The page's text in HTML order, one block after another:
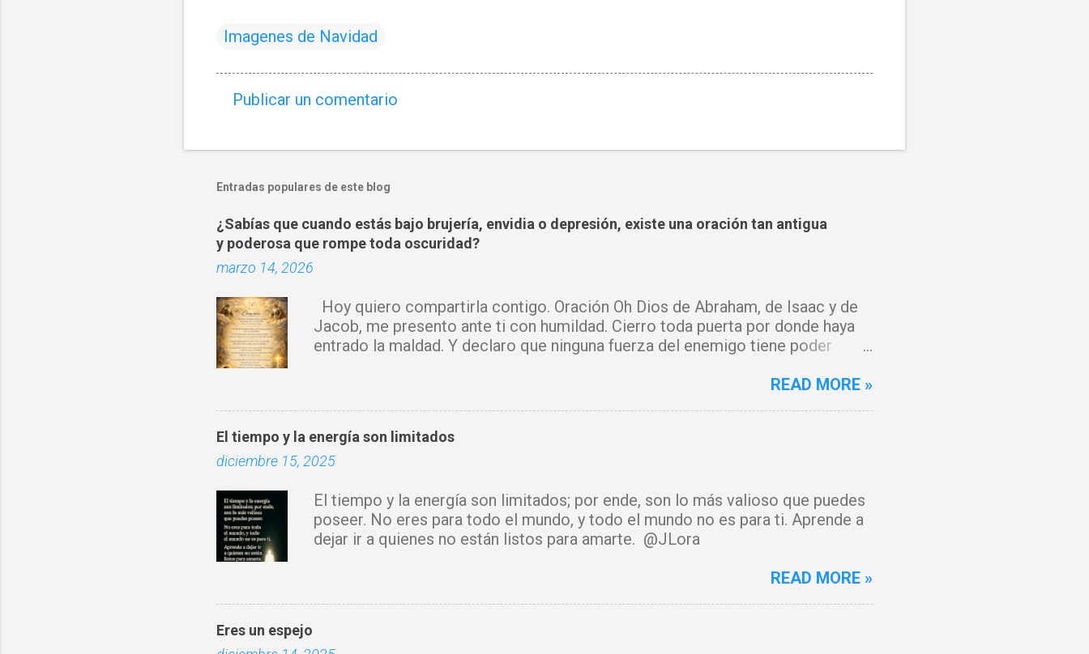
Imagenes de Navidad
e
t
a
r
i
o
s
Publicar un comentario
Entradas populares de este blog
¿Sabías que cuando estás bajo brujería, envidia o depresión, existe una oración tan antigua
y poderosa que rompe toda oscuridad?
marzo 14, 2026
Hoy quiero compartirla contigo. Oración Oh Dios de Abraham, de Isaac y de
Jacob, me presento ante ti con humildad. Cierro toda puerta por donde haya
entrado la maldad. Y declaro que ninguna fuerza del enemigo tiene poder
Espíritu Santo purifique todo a mi alrededor. Por el poder del Cordero de Dios,
con tu luz y tu paz. Declaro mi mente libre, mi cuerpo sano y mi espíritu
fortalecido. Donde había temor, hoy hay fe. Donde había llanto, hoy hay gozo. Y
prosperará. Hoy se cierra todo ciclo de oscuridad y comienza un tiempo
nuevo de luz y bendición. Mi vida y mi hogar están cubiertos por la sangre de
Jesucristo. Amén.
READ MORE »
El tiempo y la energía son limitados
diciembre 15, 2025
El tiempo y la energía son limitados; por ende, son lo más valioso que puedes
poseer. No eres para todo el mundo, y todo el mundo no es para ti. Aprende a
dejar ir a quienes no están listos para amarte. @JLora
READ MORE »
Eres un espejo